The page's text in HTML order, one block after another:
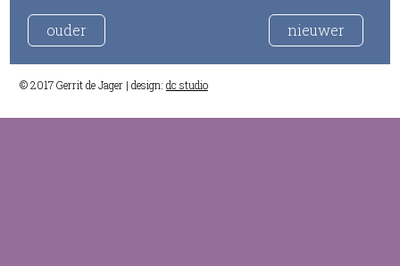
ouder nieuwer
© 2017 Gerrit de Jager | design: dc studio